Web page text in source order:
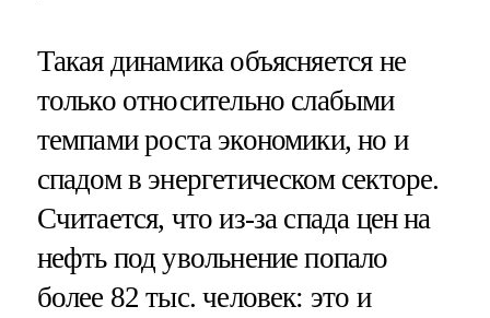
Такая динамика объясняется не
только относительно слабыми
темпами роста экономики, но и
спадом в энергетическом секторе.
Считается, что из-за спада цен на
нефть под увольнение попало
более 82 тыс. человек: это и